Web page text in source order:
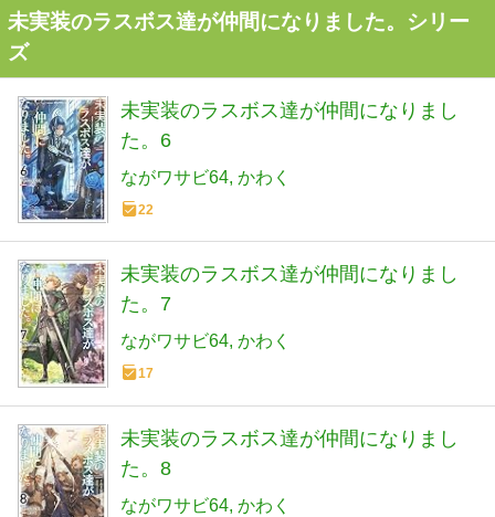
未実装のラスボス達が仲間になりました。シリー
ズ
未実装のラスボス達が仲間になりまし
た。6
ながワサビ64 かわく
22
未実装のラスボス達が仲間になりまし
た。7
ながワサビ64 かわく
17
未実装のラスボス達が仲間になりまし
た。8
ながワサビ64 かわく